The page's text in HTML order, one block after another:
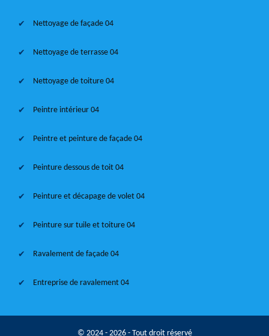
Nettoyage de façade 04
Nettoyage de terrasse 04
Nettoyage de toiture 04
Peintre intérieur 04
Peintre et peinture de façade 04
Peinture dessous de toit 04
Peinture et décapage de volet 04
Peinture sur tuile et toiture 04
Ravalement de façade 04
Entreprise de ravalement 04
© 2024 - 2026 - Tout droit réservé